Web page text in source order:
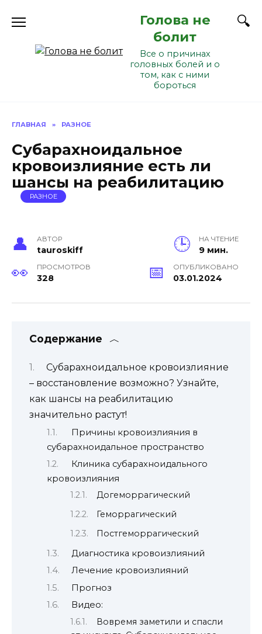
Голова не
болит
Все о причинах
головных болей и о
том, как с ними
бороться
ГЛАВНАЯ » РАЗНОЕ
Субарахноидальное
кровоизлияние есть ли
шансы на реабилитацию
РАЗНОЕ
АВТОР
tauroskiff
НА ЧТЕНИЕ
9 мин.
ПРОСМОТРОВ
328
ОПУБЛИКОВАНО
03.01.2024
Содержание
Субарахноидальное кровоизлияние
– восстановление возможно? Узнайте,
как шансы на реабилитацию
значительно растут!
Причины кровоизлияния в
субарахноидальное пространство
Клиника субарахноидального
кровоизлияния
Догеморрагический
Геморрагический
Постгеморрагический
Диагностика кровоизлияний
Лечение кровоизлияний
Прогноз
Видео:
Вовремя заметили и спасли